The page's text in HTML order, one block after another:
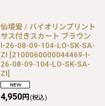
仙境爰 / バイオリンプリント
サス付きスカート ブラウン
I-26-08-09-104-LO-SK-SA-
ZI [2100060000044469-I-
26-08-09-104-LO-SK-SA-
ZI]
4,950円 (税込)